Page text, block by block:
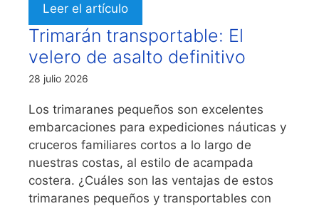
Leer el artículo
Trimarán transportable: El
velero de asalto definitivo
28 julio 2026
Los trimaranes pequeños son excelentes
embarcaciones para expediciones náuticas y
cruceros familiares cortos a lo largo de
nuestras costas, al estilo de acampada
costera. ¿Cuáles son las ventajas de estos
trimaranes pequeños y transportables con